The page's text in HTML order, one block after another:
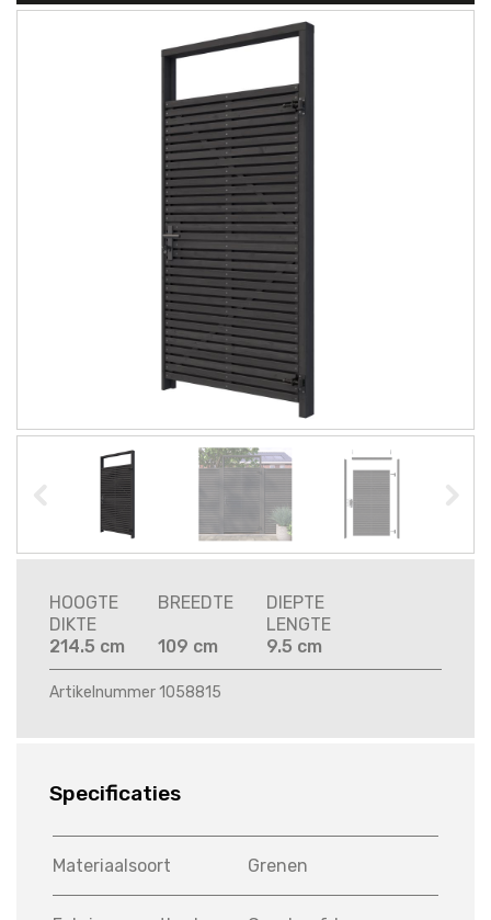
HOOGTE
DIKTE
214.5 cm
BREEDTE
109 cm
DIEPTE
LENGTE
9.5 cm
Artikelnummer 1058815
Specificaties
Materiaalsoort Grenen